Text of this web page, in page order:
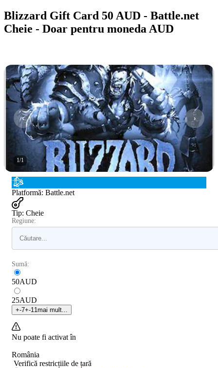
Blizzard Gift Card 50 AUD - Battle.net
Cheie - Doar pentru moneda AUD
1/1
Platformă: Battle.net
Tip: Cheie
Regiune:
Sumă:
50AUD
25AUD
+-7+-11 mai mult...
Nu poate fi activat în
România
Verifică restricțiile de țară